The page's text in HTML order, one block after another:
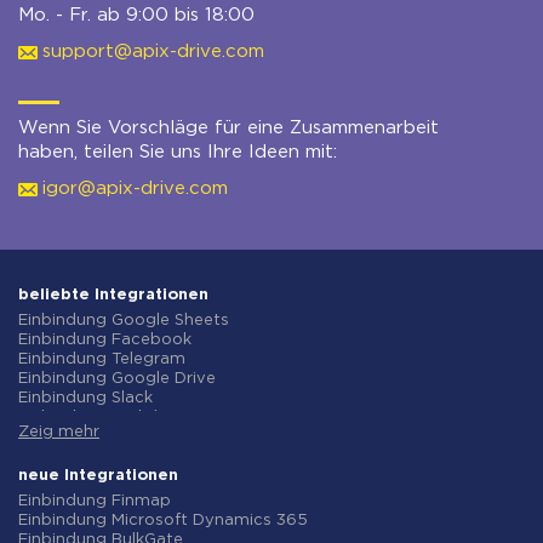
Mo. - Fr. ab 9:00 bis 18:00
support@apix-drive.com
Wenn Sie Vorschläge für eine Zusammenarbeit
haben, teilen Sie uns Ihre Ideen mit:
igor@apix-drive.com
beliebte Integrationen
Einbindung Google Sheets
Einbindung Facebook
Einbindung Telegram
Einbindung Google Drive
Einbindung Slack
Einbindung Gmail
Einbindung ClickUp
Einbindung Airtable
Einbindung Google Contacts
Einbindung OpenAI (ChatGPT)
Zeig mehr
neue Integrationen
Einbindung Finmap
Einbindung Microsoft Dynamics 365
Einbindung BulkGate